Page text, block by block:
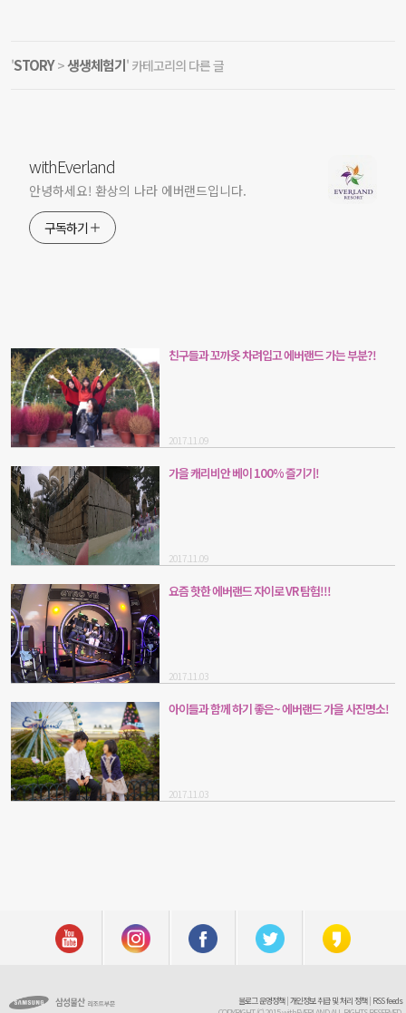
'STORY>생생체험기' 카테고리의 다른 글
withEverland
안녕하세요! 환상의 나라 에버랜드입니다.
구독하기
친구들과 꼬까옷 차려입고 에버랜드 가는 부분?!
2017.11.09
가을 캐리비안 베이 100% 즐기기!
2017.11.09
요즘 핫한 에버랜드 자이로 VR 탐험!!!
2017.11.03
아이들과 함께 하기 좋은~ 에버랜드 가을 사진명소!
2017.11.03
블로그 운영정책|개인정보 취급 및 처리 정책| RSS feeds